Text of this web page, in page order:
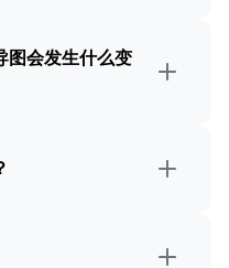
图会发生什么变